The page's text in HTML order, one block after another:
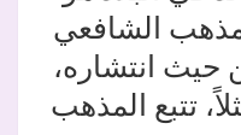
الشافعي
حيث انتشاره،
تتبع المذهب